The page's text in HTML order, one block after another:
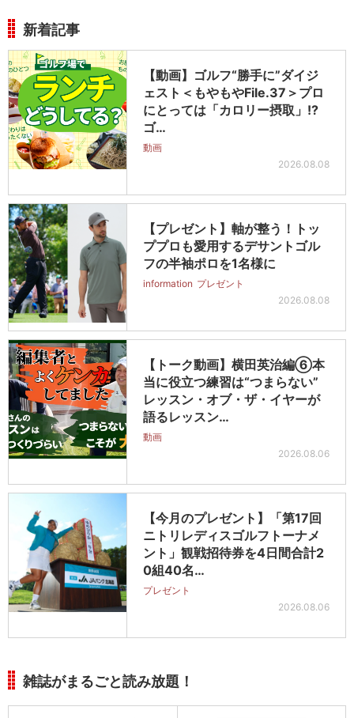
新着記事
【動画】ゴルフ“勝手に”ダイジ
ェスト＜もやもやFile.37＞プロ
にとっては「カロリー摂取」!?
ゴ…
動画
2026.08.08
【プレゼント】軸が整う！トッ
ププロも愛用するデサントゴル
フの半袖ポロを1名様に
information プレゼント
2026.08.08
【トーク動画】横田英治編⑥本
当に役立つ練習は“つまらない”
レッスン・オブ・ザ・イヤーが
語るレッスン…
動画
2026.08.06
【今月のプレゼント】「第17回
ニトリレディスゴルフトーナメ
ント」観戦招待券を4日間合計2
0組40名…
プレゼント
2026.08.06
雑誌がまるごと読み放題！